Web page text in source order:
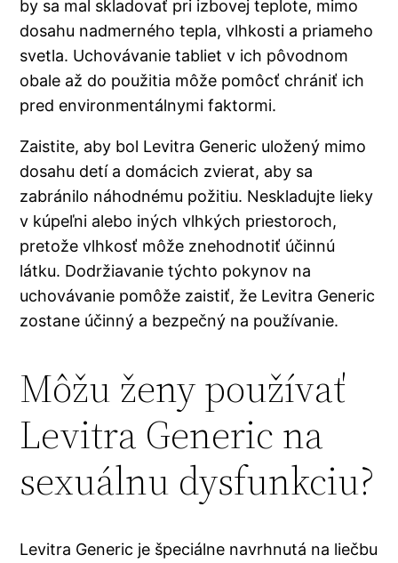
by sa mal skladovať pri izbovej teplote, mimo
dosahu nadmerného tepla, vlhkosti a priameho
svetla. Uchovávanie tabliet v ich pôvodnom
obale až do použitia môže pomôcť chrániť ich
pred environmentálnymi faktormi.
Zaistite, aby bol Levitra Generic uložený mimo
dosahu detí a domácich zvierat, aby sa
zabránilo náhodnému požitiu. Neskladujte lieky
v kúpeľni alebo iných vlhkých priestoroch,
pretože vlhkosť môže znehodnotiť účinnú
látku. Dodržiavanie týchto pokynov na
uchovávanie pomôže zaistiť, že Levitra Generic
zostane účinný a bezpečný na používanie.
Môžu ženy používať
Levitra Generic na
sexuálnu dysfunkciu?
Levitra Generic je špeciálne navrhnutá na liečbu